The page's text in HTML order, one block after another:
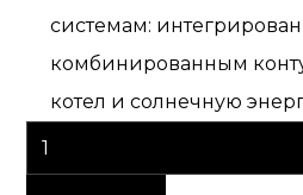
системам:
комбинированным
котел и солнечную